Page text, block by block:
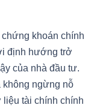
khoán chính
định hướng trở
của nhà đầu tư.
không ngừng nỗ
liệu tài chính chính